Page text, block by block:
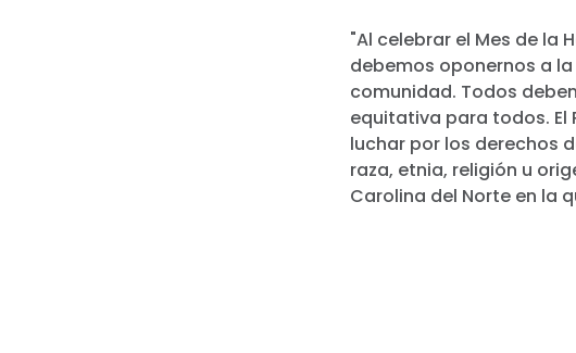
"Al celebrar el Mes de la
debemos oponernos a
comunidad. Todos
equitativa para todos. El
luchar por los derechos
raza, etnia, religión u
Carolina del Norte en la